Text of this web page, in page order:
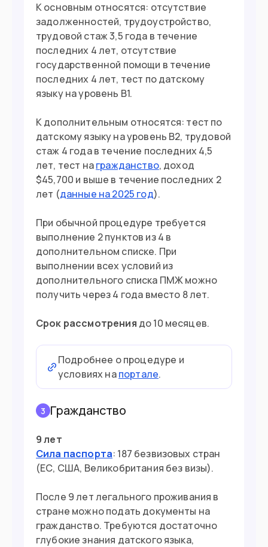
К основным относятся: отсутствие
задолженностей, трудоустройство,
трудовой стаж 3,5 года в течение
последних 4 лет, отсутствие
государственной помощи в течение
последних 4 лет, тест по датскому
языку на уровень B1.
К дополнительным относятся: тест по
датскому языку на уровень B2, трудовой
стаж 4 года в течение последних 4,5
лет, тест награжданство, доход
$45,700 и выше в течение последних 2
лет (данные на 2025 год).
При обычной процедуре требуется
выполнение 2 пунктов из 4 в
дополнительном списке. При
выполнении всех условий из
дополнительного списка ПМЖ можно
получить через 4 года вместо 8 лет.
Срок рассмотрения до 10 месяцев.
Подробнее о процедуре и
условиях напортале.
3 Гражданство
9 лет
Сила паспорта: 187 безвизовых стран
(ЕС, США, Великобритания без визы).
После 9 лет легального проживания в
стране можно подать документы на
гражданство. Требуются достаточно
глубокие знания датского языка,